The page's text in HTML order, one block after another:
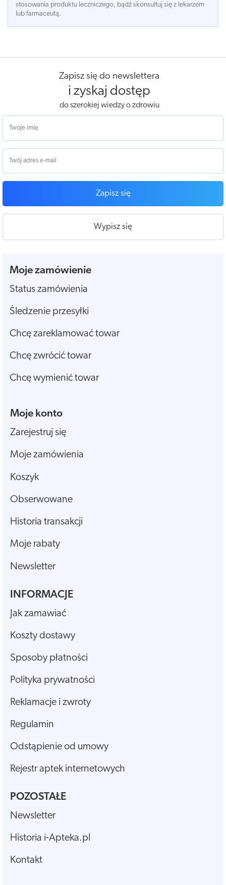
stosowania produktu leczniczego, bądź skonsultuj się z lekarzem
lub farmaceutą.
Zapisz się do newslettera
i zyskaj dostęp
do szerokiej wiedzy o zdrowiu
Zapisz się
Wypisz się
Moje zamówienie
Status zamówienia
Śledzenie przesyłki
Chcę zareklamować towar
Chcę zwrócić towar
Chcę wymienić towar
Moje konto
Zarejestruj się
Moje zamówienia
Koszyk
Obserwowane
Historia transakcji
Moje rabaty
Newsletter
INFORMACJE
Jak zamawiać
Koszty dostawy
Sposoby płatności
Polityka prywatności
Reklamacje i zwroty
Regulamin
Odstąpienie od umowy
Rejestr aptek internetowych
POZOSTAŁE
Newsletter
Historia i-Apteka.pl
Kontakt